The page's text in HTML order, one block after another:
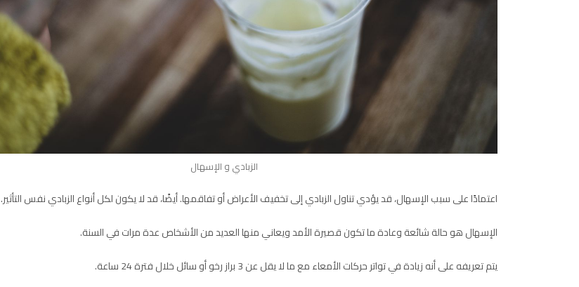
الزبادي و الإسهال
اعتمادًا على سبب الإسهال، قد يؤدي تناول الزبادي إلى تخفيف الأعراض أو تفاقمها. أيضًا، قد لا يكون لكل أنواع الزبادي نفس التأثير.
الإسهال هو حالة شائعة وعادة ما تكون قصيرة الأمد ويعاني منها العديد من الأشخاص عدة مرات في السنة.
يتم تعريفه على أنه زيادة في تواتر حركات الأمعاء مع ما لا يقل عن 3 براز رخو أو سائل خلال فترة 24 ساعة.